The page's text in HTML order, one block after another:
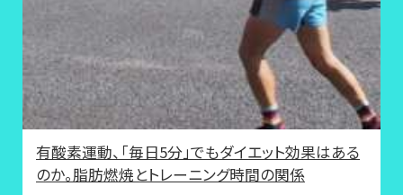
有酸素運動、「毎日5分」でもダイエット効果はある
のか。脂肪燃焼とトレーニング時間の関係